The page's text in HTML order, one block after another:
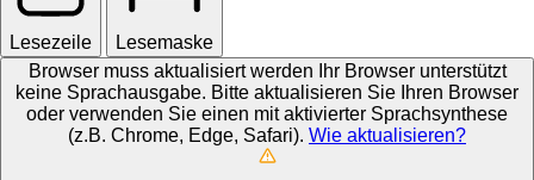
Lesezeile
Lesemaske
Browser muss aktualisiert werden
Ihr Browser unterstützt
keine Sprachausgabe. Bitte aktualisieren Sie Ihren Browser
oder verwenden Sie einen mit aktivierter Sprachsynthese
(z.B. Chrome, Edge, Safari). Wie aktualisieren?